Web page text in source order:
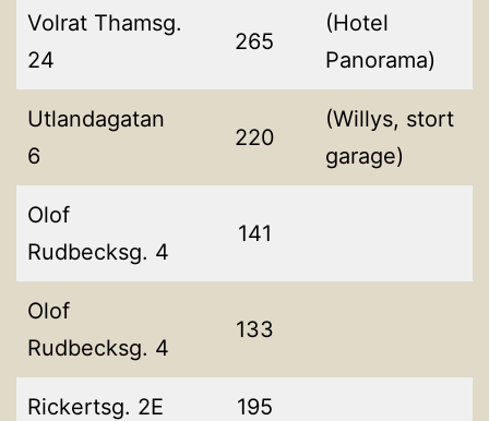
Volrat Thamsg.
24
265
(Hotel
Panorama)
Utlandagatan
6
220
(Willys, stort
garage)
Olof
Rudbecksg. 4
141
Olof
Rudbecksg. 4
133
Rickertsg. 2E 195